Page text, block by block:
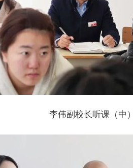
李伟副校长听课（中